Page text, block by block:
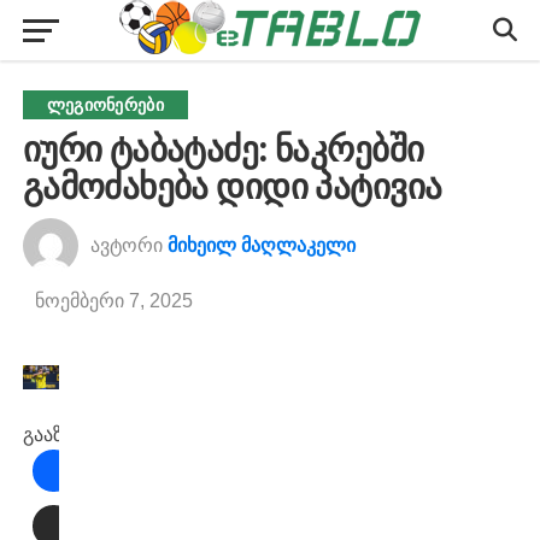
ᲚᲔᲒᲘᲝᲜᲔᲠᲔᲑᲘ
იური ტაბატაძე: ნაკრებში
გამოძახება დიდი პატივია
ავტორი მიხეილ მაღლაკელი
ნოემბერი 7, 2025
გააზიარეთ